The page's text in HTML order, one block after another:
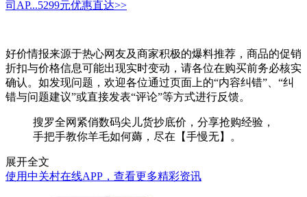
司AP...5299元优惠直达>>
好价情报来源于热心网友及商家积极的爆料推荐，商品的促销
折扣与价格信息可能出现实时变动，请各位在购买前务必核实
确认。如发现问题，欢迎各位通过页面上的“内容纠错”、“纠
错与问题建议”或直接发表“评论”等方式进行反馈。
搜罗全网紧俏数码尖儿货抄底价，分享抢购经验，
手把手教你羊毛如何薅，尽在【手慢无】。
展开全文
使用中关村在线APP，查看更多精彩资讯